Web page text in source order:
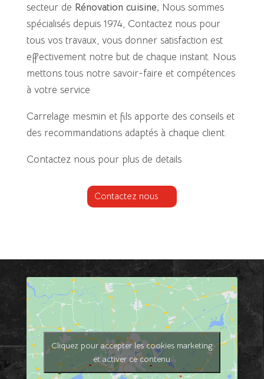
secteur de Rénovation cuisine, Nous sommes
spécialisés depuis 1974, Contactez nous pour
tous vos travaux, vous donner satisfaction est
effectivement notre but de chaque instant. Nous
mettons tous notre savoir-faire et compétences
à votre service
Carrelage mesmin et fils apporte des conseils et
des recommandations adaptés à chaque client.
Contactez nous pour plus de details
Contactez nous
Cliquez pour accepter les cookies marketing
et activer ce contenu